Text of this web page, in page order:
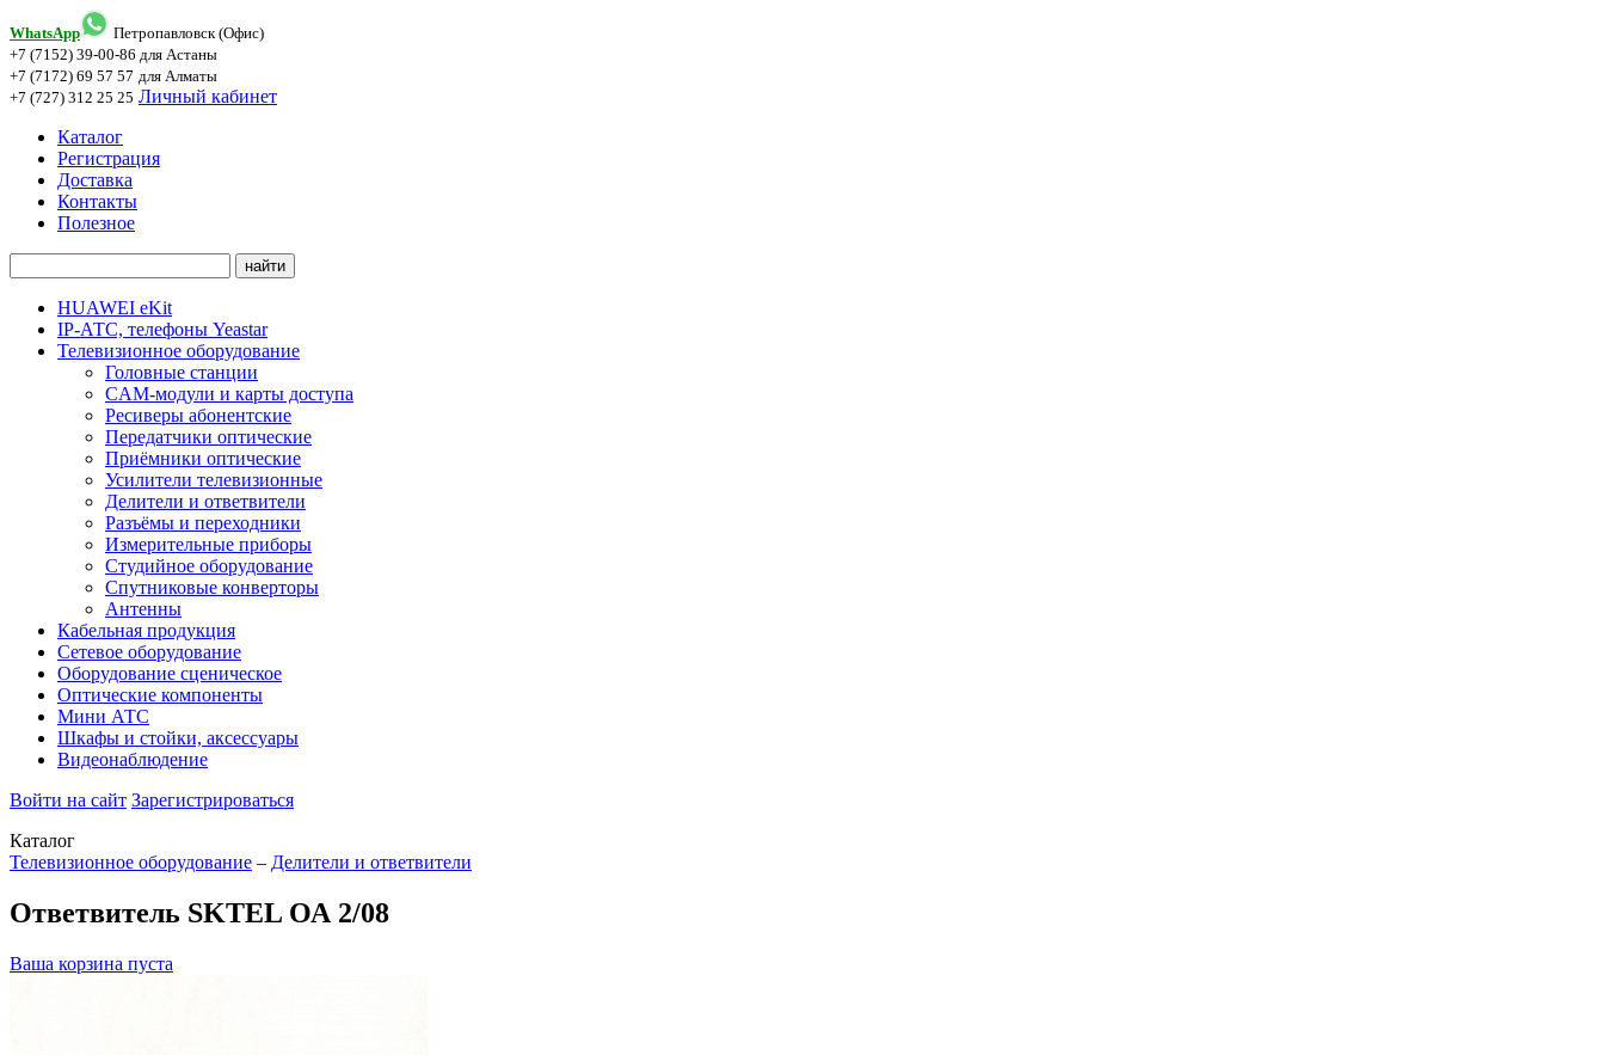
WhatsApp
Петропавловск (Офис)
+7 (7152) 39-00-86 для Астаны
+7 (7172) 69 57 57 для Алматы
+7 (727) 312 25 25 Личный кабинет
Каталог
Регистрация
Доставка
Контакты
Полезное
HUAWEI eKit
IP-АТС, телефоны Yeastar
Телевизионное оборудование
Головные станции
CAM-модули и карты доступа
Ресиверы абонентские
Передатчики оптические
Приёмники оптические
Усилители телевизионные
Делители и ответвители
Разъёмы и переходники
Измерительные приборы
Студийное оборудование
Спутниковые конверторы
Антенны
Кабельная продукция
Сетевое оборудование
Оборудование сценическое
Оптические компоненты
Мини АТС
Шкафы и стойки, аксессуары
Видеонаблюдение
Войти на сайт Зарегистрироваться
Каталог
Телевизионное оборудование – Делители и ответвители
Ответвитель SKTEL ОА 2/08
Ваша корзина пуста